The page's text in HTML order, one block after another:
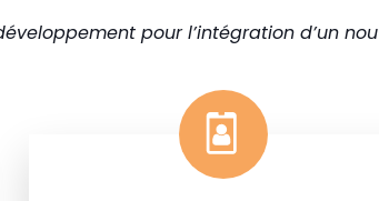
pour l’intégration d’un